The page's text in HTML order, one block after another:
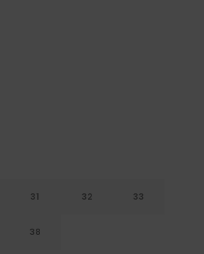
la FAQ
31 32 33
38